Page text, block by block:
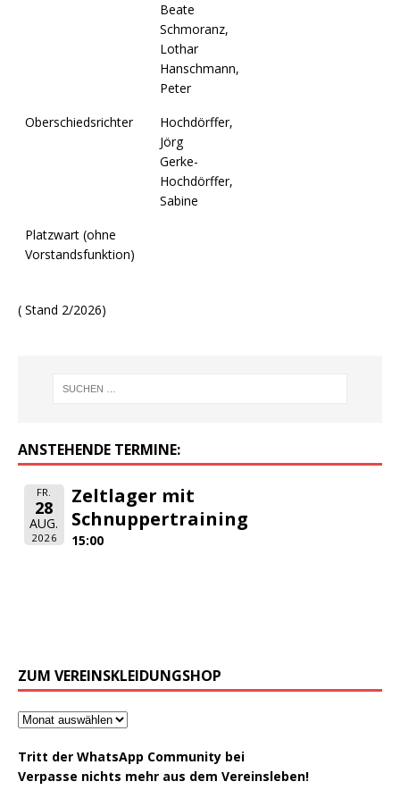
Beate
Schmoranz,
Lothar
Hanschmann,
Peter
Oberschiedsrichter
Hochdörffer,
Jörg
Gerke-
Hochdörffer,
Sabine
Platzwart (ohne
Vorstandsfunktion)
( Stand 2/2026)
ANSTEHENDE TERMINE:
FR.
28
AUG.
2026
Zeltlager mit
Schnuppertraining
15:00
ZUM VEREINSKLEIDUNGSHOP
Tritt der WhatsApp Community bei
Verpasse nichts mehr aus dem Vereinsleben!